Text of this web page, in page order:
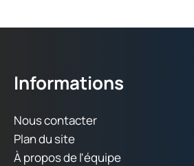
Informations
Nous contacter
Plan du site
À propos de l'équipe